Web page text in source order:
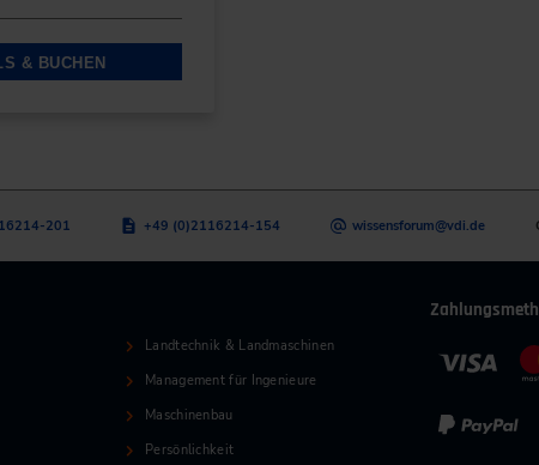
& BUCHEN
201 +49 (0)2116214-154 wissensforum@vdi.de
Landtechnik & Landmaschinen
Management für Ingenieure
Maschinenbau
Persönlichkeit